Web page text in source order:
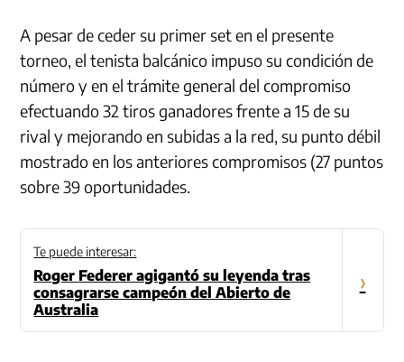
A pesar de ceder su primer set en el presente
torneo, el tenista balcánico impuso su condición de
número y en el trámite general del compromiso
efectuando 32 tiros ganadores frente a 15 de su
rival y mejorando en subidas a la red, su punto débil
mostrado en los anteriores compromisos (27 puntos
sobre 39 oportunidades.
Te puede interesar:
Roger Federer agigantó su leyenda tras
consagrarse campeón del Abierto de
Australia
›